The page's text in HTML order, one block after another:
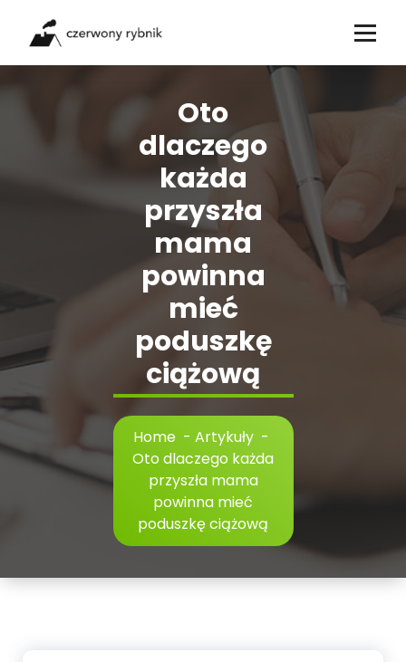
content
Oto
dlaczego
każda
przyszła
mama
powinna
mieć
poduszkę
ciążową
Home - Artykuły -
Oto dlaczego każda
przyszła mama
powinna mieć
poduszkę ciążową